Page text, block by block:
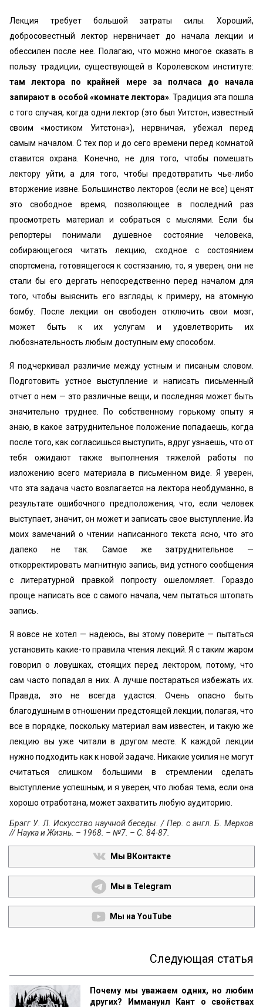
Лекция требует большой затраты силы. Хороший,
добросовестный лектор нервничает до начала лекции и
обессилен после нее. Полагаю, что можно многое сказать в
пользу традиции, существующей в Королевском институте:
там лектора по крайней мере за полчаса до начала
запирают в особой «комнате лектора» . Традиция эта пошла
с того случая, когда одни лектор (это был Уитстон, известный
своим «мостиком Уитстона»), нервничая, убежал перед
самым началом. С тех пор и до сего времени перед комнатой
ставится охрана. Конечно, не для того, чтобы помешать
лектору уйти, а для того, чтобы предотвратить чье-либо
вторжение извне. Большинство лекторов (если не все) ценят
это свободное время, позволяющее в последний раз
просмотреть материал и собраться с мыслями. Если бы
репортеры понимали душевное состояние человека,
собирающегося читать лекцию, сходное с состоянием
спортсмена, готовящегося к состязанию, то, я уверен, они не
стали бы его дергать непосредственно перед началом для
того, чтобы выяснить его взгляды, к примеру, на атомную
бомбу. После лекции он свободен отключить свои мозг,
может быть к их услугам и удовлетворить их
любознательность любым доступным ему способом.
Я подчеркивал различие между устным и писаным словом.
Подготовить устное выступление и написать письменный
отчет о нем — это различные вещи, и последняя может быть
значительно труднее. По собственному горькому опыту я
знаю, в какое затруднительное положение попадаешь, когда
после того, как согласишься выступить, вдруг узнаешь, что от
тебя ожидают также выполнения тяжелой работы по
изложению всего материала в письменном виде. Я уверен,
что эта задача часто возлагается на лектора необдуманно, в
результате ошибочного предположения, что, если человек
выступает, значит, он может и записать свое выступление. Из
моих замечаний о чтении написанного текста ясно, что это
далеко не так. Самое же затруднительное —
откорректировать магнитную запись, вид устного сообщения
с литературной правкой попросту ошеломляет. Гораздо
проще написать все с самого начала, чем пытаться штопать
запись.
Я вовсе не хотел — надеюсь, вы этому поверите — пытаться
установить какие-то правила чтения лекций. Я с таким жаром
говорил о ловушках, стоящих перед лектором, потому, что
сам часто попадал в них. А лучше постараться избежать их.
Правда, это не всегда удастся. Очень опасно быть
благодушным в отношении предстоящей лекции, полагая, что
все в порядке, поскольку материал вам известен, и такую же
лекцию вы уже читали в другом месте. К каждой лекции
нужно подходить как к новой задаче. Никакие усилия не могут
считаться слишком большими в стремлении сделать
выступление успешным, и я уверен, что любая тема, если она
хорошо отработана, может захватить любую аудиторию.
Брэгг У. Л. Искусство научной беседы. / Пер. с англ. Б. Мерков
// Наука и Жизнь. – 1968. – №7. – С. 84-87.
Мы ВКонтакте
Мы в Telegram
Мы на YouTube
Следующая статья
Почему мы уважаем одних, но любим
других? Иммануил Кант о свойствах